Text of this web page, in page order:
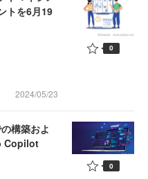
トを6月19
2024/05/23
0
構築およ
Copilot
0